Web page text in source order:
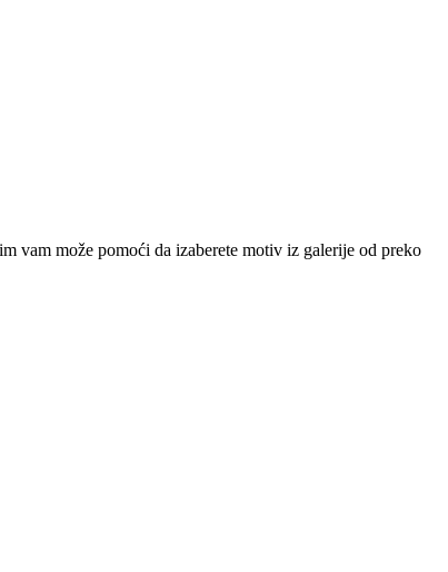
vam može pomoći da izaberete motiv iz galerije od preko